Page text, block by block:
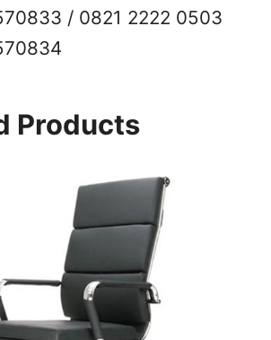
/ 0821 2222 0503
Products